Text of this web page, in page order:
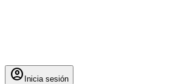
account_circle Inicia sesión